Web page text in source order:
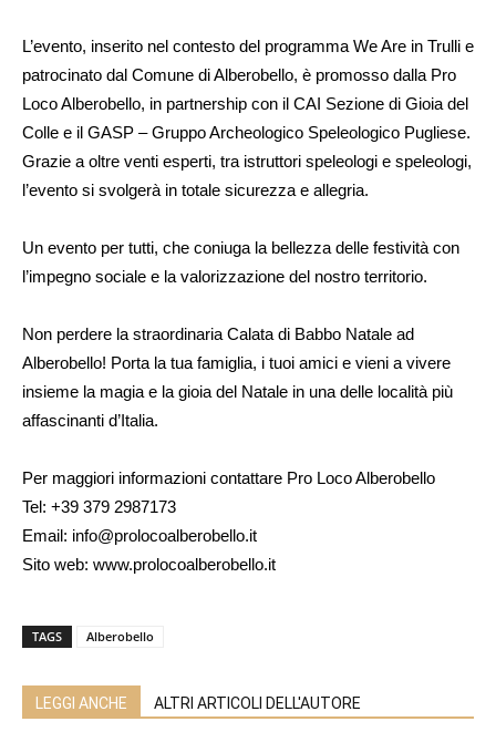
L’evento, inserito nel contesto del programma We Are in Trulli e
patrocinato dal Comune di Alberobello, è promosso dalla Pro
Loco Alberobello, in partnership con il CAI Sezione di Gioia del
Colle e il GASP – Gruppo Archeologico Speleologico Pugliese.
Grazie a oltre venti esperti, tra istruttori speleologi e speleologi,
l’evento si svolgerà in totale sicurezza e allegria.
Un evento per tutti, che coniuga la bellezza delle festività con
l’impegno sociale e la valorizzazione del nostro territorio.
Non perdere la straordinaria Calata di Babbo Natale ad
Alberobello! Porta la tua famiglia, i tuoi amici e vieni a vivere
insieme la magia e la gioia del Natale in una delle località più
affascinanti d’Italia.
Per maggiori informazioni contattare Pro Loco Alberobello
Tel: +39 379 2987173
Email: info@prolocoalberobello.it
Sito web: www.prolocoalberobello.it
TAGS Alberobello
LEGGI ANCHE ALTRI ARTICOLI DELL'AUTORE